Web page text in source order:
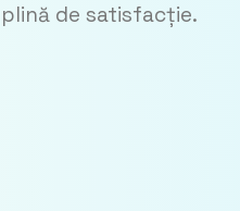
de satisfacție.